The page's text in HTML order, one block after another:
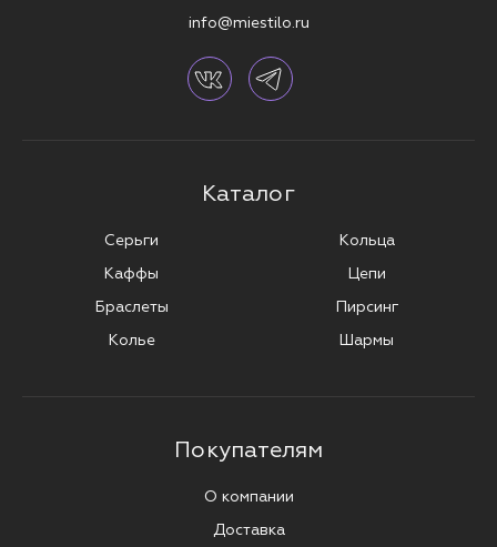
info@miestilo.ru
Каталог
Серьги
Каффы
Браслеты
Колье
Кольца
Цепи
Пирсинг
Шармы
Покупателям
О компании
Доставка